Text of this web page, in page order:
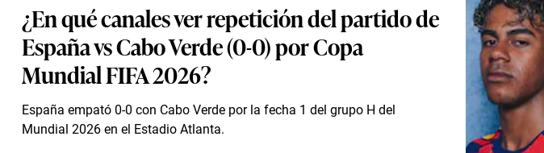
¿En qué canales ver repetición del partido de
España vs Cabo Verde (0-0) por Copa
Mundial FIFA 2026?
España empató 0-0 con Cabo Verde por la fecha 1 del grupo H del
Mundial 2026 en el Estadio Atlanta.